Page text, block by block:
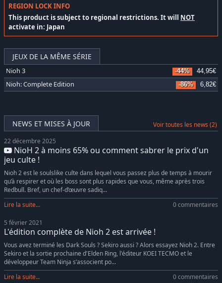
REGION LOCK INFO
This product is subject to regional restrictions. It will NOT
activate in: Japan
JEUX DE LA MÊME SÉRIE
Nioh 3 -44% 44,95€
Nioh: Complete Edition -86% 6,82€
NEWS ET MISES À JOUR Voir toutes les news (2)
22 décembre 2025
NioH 2 à moins 65% ou comment sabrer le prix d'un
jeu culte !
Nioh 2 est le soulslike culte dans lequel vous passez plus de temps à mourir
qu’à respirer et où les boss sont plus rapides que vous, même après trois
Redbull. Bref, un chef-d’œuvre sadiq...
Lire la suite...
0 commentaires
5 février 2021
L'édition complète de Nioh 2 est arrivée !
Vous avez terminé les Dark Souls ? Sekiro aussi ? Alors essayez Nioh 2. Entre
Sekiro et la sortie prochaine d'Elden Ring, l'éditeur KOEI TECMO et le
développeur Team Ninja s’associent po...
Lire la suite...
0 commentaires